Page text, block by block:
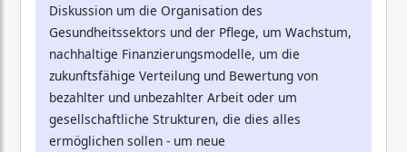
Diskussion um die Organisation des
Gesundheitssektors und der Pflege, um Wachstum,
nachhaltige Finanzierungsmodelle, um die
zukunftsfähige Verteilung und Bewertung von
bezahlter und unbezahlter Arbeit oder um
gesellschaftliche Strukturen, die dies alles
ermöglichen sollen - um neue